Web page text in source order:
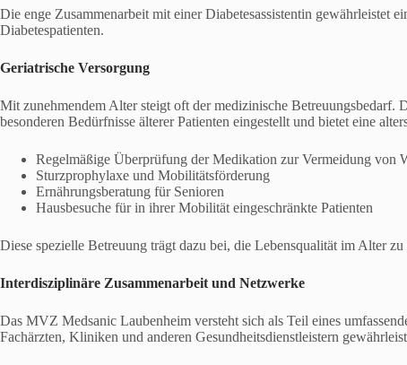
Die enge Zusammenarbeit mit einer Diabetesassistentin gewährleistet
Diabetespatienten.
Geriatrische Versorgung
Mit zunehmendem Alter steigt oft der medizinische Betreuungsbedarf.
besonderen Bedürfnisse älterer Patienten eingestellt und bietet eine
Regelmäßige Überprüfung der Medikation zur Vermeidung von
Sturzprophylaxe und Mobilitätsförderung
Ernährungsberatung für Senioren
Hausbesuche für in ihrer Mobilität eingeschränkte Patienten
Diese spezielle Betreuung trägt dazu bei, die Lebensqualität im Alter zu
Interdisziplinäre Zusammenarbeit und Netzwerke
Das MVZ Medsanic Laubenheim versteht sich als Teil eines
Fachärzten, Kliniken und anderen Gesundheitsdienstleistern